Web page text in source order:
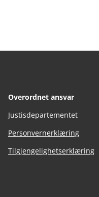
Overordnet ansvar
Justisdepartementet
Personvernerklæring
Tilgjengelighetserklæring